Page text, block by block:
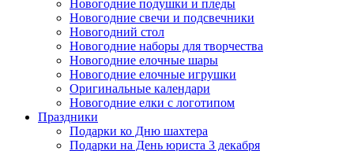
Новогодние подушки и пледы
Новогодние свечи и подсвечники
Новогодний стол
Новогодние наборы для творчества
Новогодние елочные шары
Новогодние елочные игрушки
Оригинальные календари
Новогодние елки с логотипом
Праздники
Подарки ко Дню шахтера
Подарки на День юриста 3 декабря